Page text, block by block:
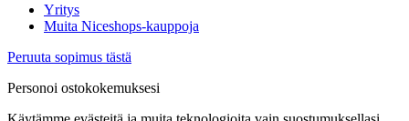
Yritys
Muita Niceshops-kauppoja
Peruuta sopimus tästä
Personoi ostokokemuksesi